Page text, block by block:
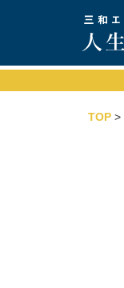
TOP>